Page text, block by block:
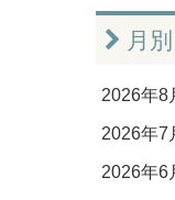
月
2026年8
2026年7
2026年6